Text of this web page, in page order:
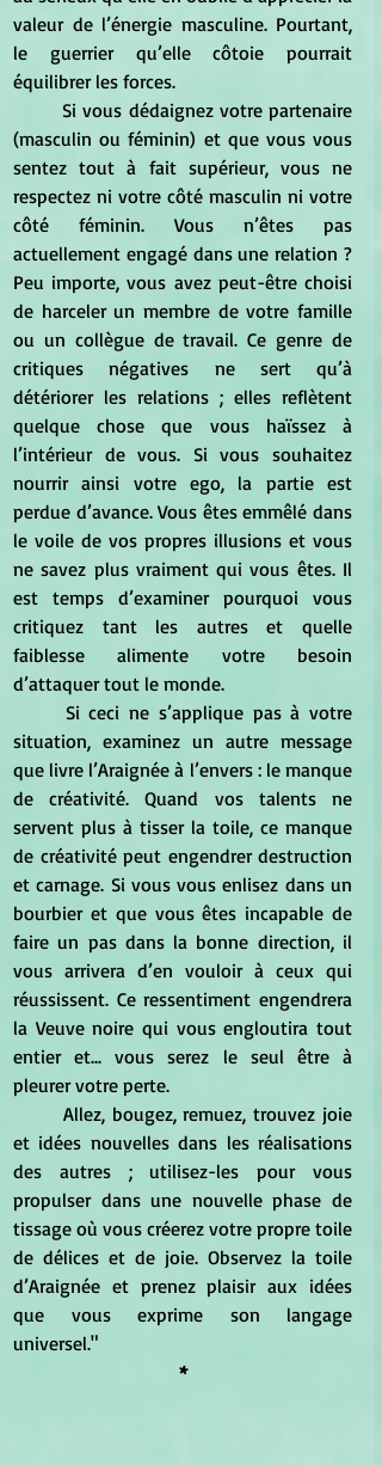
valeur de l’énergie masculine. Pourtant,
le guerrier qu’elle côtoie pourrait
équilibrer les forces.
(masculin ou féminin) et que vous vous
sentez tout à fait supérieur, vous ne
respectez ni votre côté masculin ni votre
côté féminin. Vous n’êtes pas
actuellement engagé dans une relation ?
Peu importe, vous avez peut-être choisi
de harceler un membre de votre famille
ou un collègue de travail. Ce genre de
critiques négatives ne sert qu’à
détériorer les relations ; elles reflètent
quelque chose que vous haïssez à
l’intérieur de vous. Si vous souhaitez
nourrir ainsi votre ego, la partie est
perdue d’avance. Vous êtes emmêlé dans
le voile de vos propres illusions et vous
ne savez plus vraiment qui vous êtes. Il
est temps d’examiner pourquoi vous
critiquez tant les autres et quelle
faiblesse alimente votre besoin
d’attaquer tout le monde.
situation, examinez un autre message
que livre l’Araignée à l’envers : le manque
de créativité. Quand vos talents ne
servent plus à tisser la toile, ce manque
de créativité peut engendrer destruction
et carnage. Si vous vous enlisez dans un
bourbier et que vous êtes incapable de
faire un pas dans la bonne direction, il
vous arrivera d’en vouloir à ceux qui
réussissent. Ce ressentiment engendrera
la Veuve noire qui vous engloutira tout
entier et... vous serez le seul être à
pleurer votre perte.
et idées nouvelles dans les réalisations
des autres ; utilisez-les pour vous
propulser dans une nouvelle phase de
tissage où vous créerez votre propre toile
de délices et de joie. Observez la toile
d’Araignée et prenez plaisir aux idées
que vous exprime son langage
universel."
*